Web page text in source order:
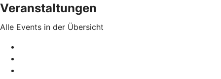
Veranstaltungen
Alle Events in der Übersicht